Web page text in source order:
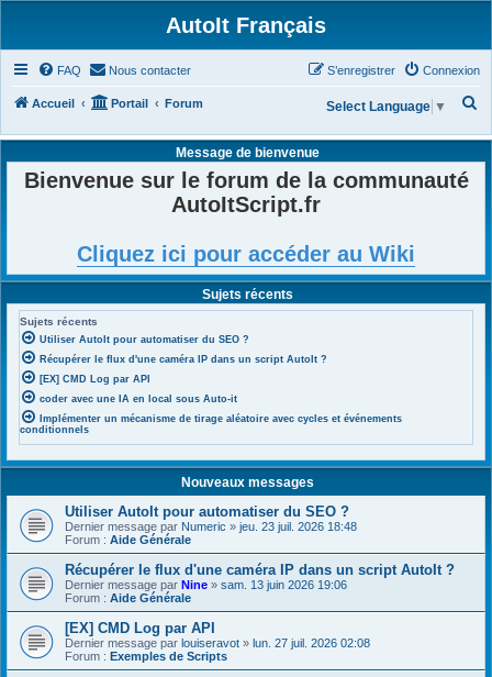
AutoIt Français
FAQ Nous contacter Connexion
S’enregistrer
Accueil Portail Forum
h
Select Language ▼
Message de bienvenue
Bienvenue sur le forum de la communauté
AutoItScript.fr
Cliquez ici pour accéder au Wiki
Sujets récents
Sujets récents
Utiliser AutoIt pour automatiser du SEO ?
Récupérer le flux d'une caméra IP dans un script AutoIt ?
[EX] CMD Log par API
coder avec une IA en local sous Auto-it
Implémenter un mécanisme de tirage aléatoire avec cycles et événements
conditionnels
Nouveaux messages
Utiliser AutoIt pour automatiser du SEO ?
Dernier message par Numeric » jeu. 23 juil. 2026 18:48
Forum : Aide Générale
Récupérer le flux d'une caméra IP dans un script AutoIt ?
Dernier message par Nine » sam. 13 juin 2026 19:06
Forum : Aide Générale
[EX] CMD Log par API
Dernier message par louiseravot » lun. 27 juil. 2026 02:08
Forum : Exemples de Scripts